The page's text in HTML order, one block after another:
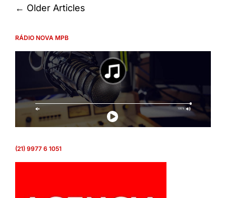
← Older Articles
RÁDIO NOVA MPB
(21) 9977 6 1051